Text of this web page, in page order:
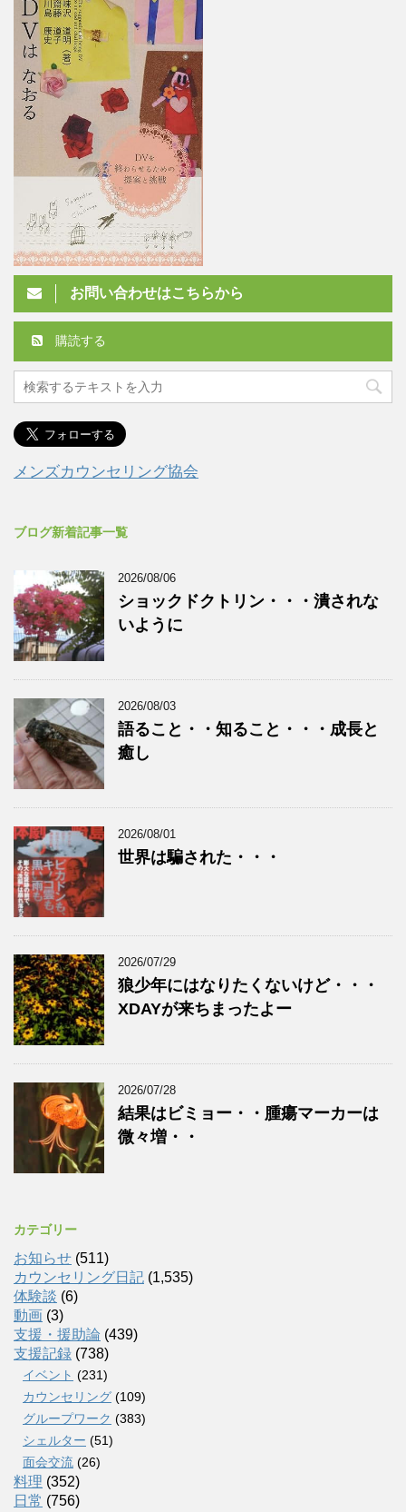
お問い合わせはこちらから
購読する
メンズカウンセリング協会
ブログ新着記事一覧
2026/08/06
ショックドクトリン・・・潰されな
いように
2026/08/03
語ること・・知ること・・・成長と
癒し
2026/08/01
世界は騙された・・・
2026/07/29
狼少年にはなりたくないけど・・・
XDAYが来ちまったよー
2026/07/28
結果はビミョー・・腫瘍マーカーは
微々増・・
カテゴリー
お知らせ (511)
カウンセリング日記 (1,535)
体験談 (6)
動画 (3)
支援・援助論 (439)
支援記録 (738)
イベント (231)
カウンセリング (109)
グループワーク (383)
シェルター (51)
面会交流 (26)
料理 (352)
日常 (756)